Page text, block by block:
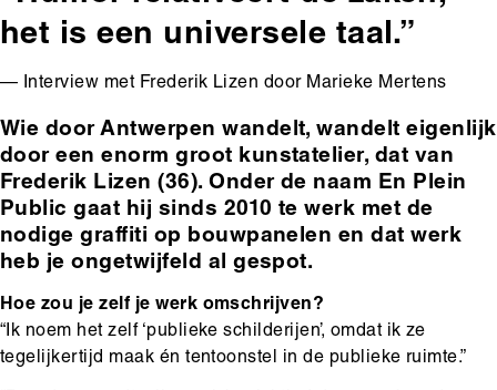
het is een universele taal.”
— Interview met Frederik Lizen door Marieke Mertens
Body
Wie door Antwerpen wandelt, wandelt eigenlijk
door een enorm groot kunstatelier, dat van
Frederik Lizen (36). Onder de naam En Plein
Public gaat hij sinds 2010 te werk met de
nodige graffiti op bouwpanelen en dat werk
heb je ongetwijfeld al gespot.
Hoe zou je zelf je werk omschrijven?
“Ik noem het zelf ‘publieke schilderijen’, omdat ik ze
tegelijkertijd maak én tentoonstel in de publieke ruimte.”